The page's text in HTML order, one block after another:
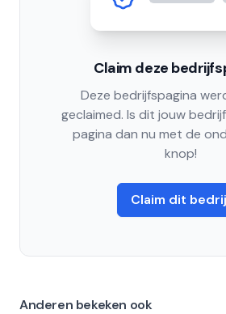
Claim deze
Deze bedrijfspagina
geclaimed. Is dit jouw
pagina dan nu met de
knop!
Claim dit
Anderen bekeken ook